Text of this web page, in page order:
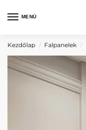
MENÜ
Kezdőlap / Falpanelek /